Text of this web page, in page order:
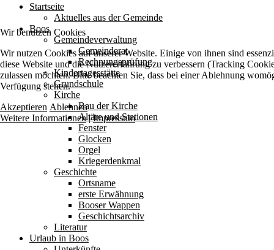
Startseite
Aktuelles aus der Gemeinde
Boos
Gemeindeverwaltung
Gemeinderat
Rechnungsprüfung
Kindertagesstätte
Grundschule
Kirche
Bau der Kirche
Altäre und Stationen
Fenster
Glocken
Orgel
Kriegerdenkmal
Geschichte
Ortsname
erste Erwähnung
Booser Wappen
Geschichtsarchiv
Literatur
Urlaub in Boos
Wir benutzen Cookies
Wir nutzen Cookies auf unserer Website. Einige von ihnen sind
diese Website und die Nutzererfahrung zu verbessern (Tracking
zulassen möchten. Bitte beachten Sie, dass bei einer Ablehnung
Verfügung stehen.
Akzeptieren Ablehnen
Weitere Informationen|Impressum